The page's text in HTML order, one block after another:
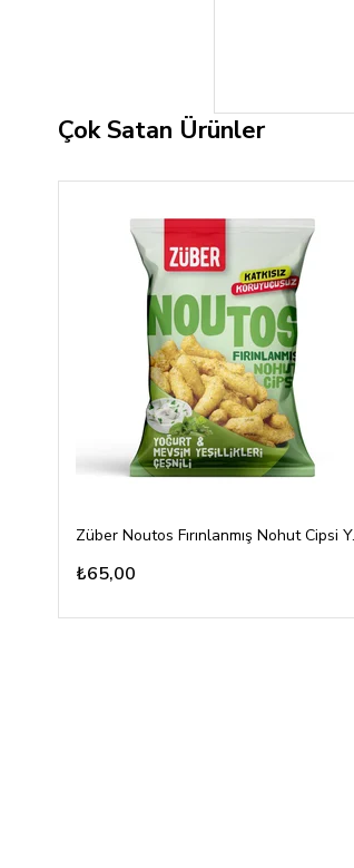
Çok Satan Ürünler
Züber
₺65,00